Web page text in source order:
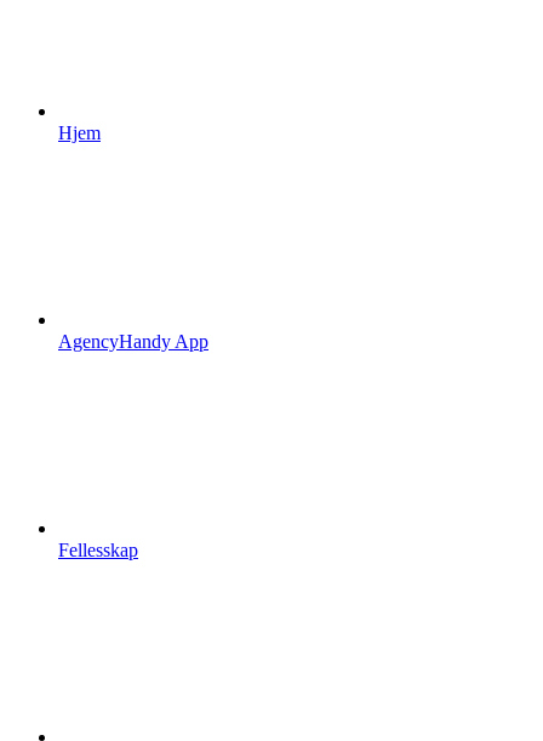
Hjem
AgencyHandy App
Fellesskap